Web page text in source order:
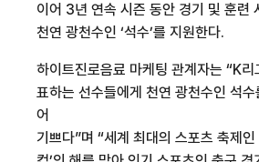
이어 3년 연속 시즌 동안 경기 및 훈련
천연 광천수인 ‘석수’를 지원한다.
하이트진로음료 마케팅 관계자는 “K리
표하는 선수들에게 천연 광천수인 석수
어
기쁘다”며 “세계 최대의 스포츠 축제